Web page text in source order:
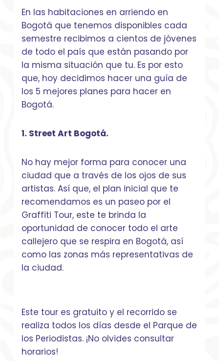
En las habitaciones en arriendo en
Bogotá que tenemos disponibles cada
semestre recibimos a cientos de jóvenes
de todo el país que están pasando por
la misma situación que tu. Es por esto
que, hoy decidimos hacer una guía de
los 5 mejores planes para hacer en
Bogotá.
1. Street Art Bogotá.
No hay mejor forma para conocer una
ciudad que a través de los ojos de sus
artistas. Así que, el plan inicial que te
recomendamos es un paseo por el
Graffiti Tour, este te brinda la
oportunidad de conocer todo el arte
callejero que se respira en Bogotá, así
como las zonas más representativas de
la ciudad.
Este tour es gratuito y el recorrido se
realiza todos los días desde el Parque de
los Periodistas. ¡No olvides consultar
horarios!